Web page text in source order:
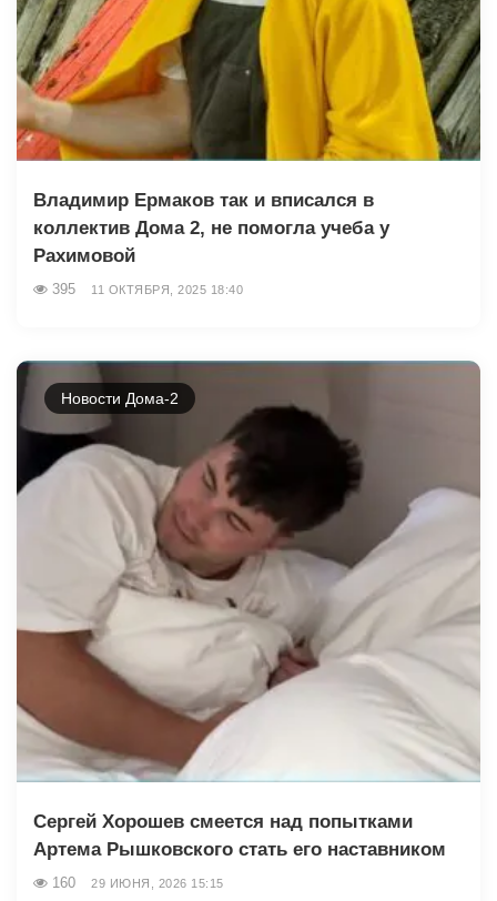
Владимир Ермаков так и вписался в
коллектив Дома 2, не помогла учеба у
Рахимовой
395 11 ОКТЯБРЯ, 2025 18:40
Новости Дома-2
Сергей Хорошев смеется над попытками
Артема Рышковского стать его наставником
160 29 ИЮНЯ, 2026 15:15